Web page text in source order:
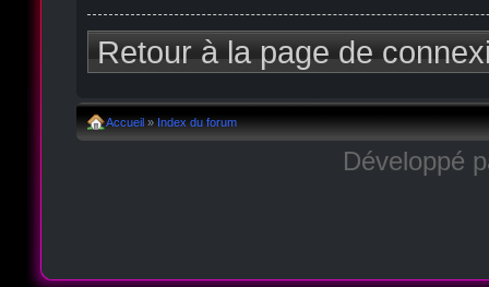
Retour à la page de
Accueil » Index du forum
Développé